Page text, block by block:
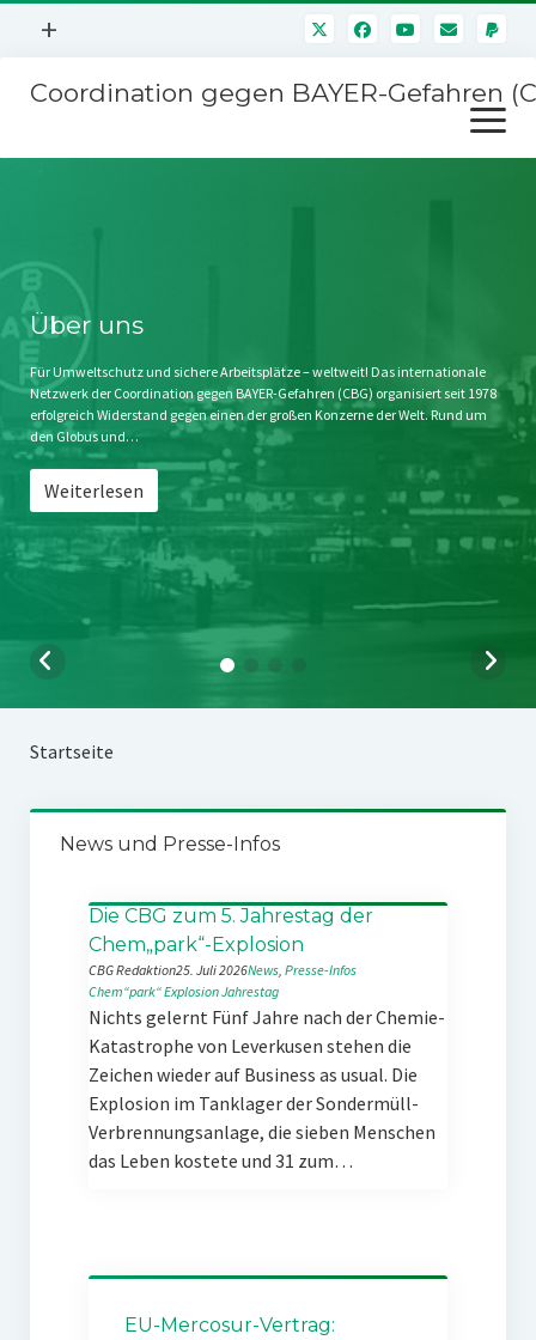
Menü
+
Mitmachen
Kontakt
Impressum
Störfälle
Coordination gegen BAYER-Gefahren
Menü
öffnen
Stichwort BAYER
Jahrestagung
SPENDEN
Über uns
Für Umweltschutz und sichere Arbeitsplätze – weltweit! Das internationale
Netzwerk der Coordination gegen BAYER-Gefahren (CBG) organisiert seit 1978
erfolgreich Widerstand gegen einen der großen Konzerne der Welt. Rund um
den Globus und…
Weiterlesen
Startseite
News und Presse-Infos
Die CBG zum 5. Jahrestag der
Chem„park“-Explosion
CBG Redaktion25. Juli 2026News, Presse-Infos
Chem“park“ExplosionJahrestag
Nichts gelernt Fünf Jahre nach der Chemie-
Katastrophe von Leverkusen stehen die
Zeichen wieder auf Business as usual. Die
Explosion im Tanklager der Sondermüll-
Verbrennungsanlage, die sieben Menschen
das Leben kostete und 31 zum…
EU-Mercosur-Vertrag: